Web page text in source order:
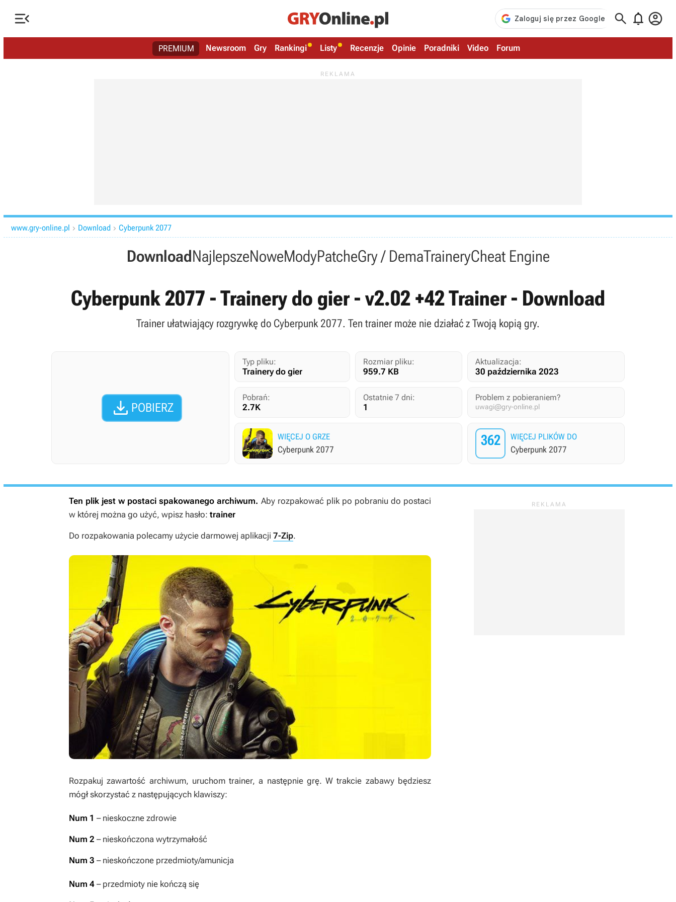
   
PREMIUM Newsroom Gry Rankingi Listy Recenzje Opinie Poradniki Video Forum
www.gry-online.pl  Download  Cyberpunk 2077
DownloadNajlepszeNoweModyPatcheGry / DemaTraineryCheat Engine
Cyberpunk 2077 - Trainery do gier - v2.02 +42 Trainer - Download
Trainer ułatwiający rozgrywkę do Cyberpunk 2077. Ten trainer może nie działać z Twoją kopią gry.
 POBIERZ
Typ pliku:
Trainery do gier
Rozmiar pliku:
959.7 KB
Aktualizacja:
30 października 2023
Pobrań:
2.7K
Ostatnie 7 dni:
1
Problem z pobieraniem?
uwagi@gry-online.pl
WIĘCEJ O GRZE
Cyberpunk 2077
362 WIĘCEJ PLIKÓW DO
Cyberpunk 2077
Ten plik jest w postaci spakowanego archiwum. Aby rozpakować plik po pobraniu do postaci
w której można go użyć, wpisz hasło: trainer
Do rozpakowania polecamy użycie darmowej aplikacji 7-Zip.
Rozpakuj zawartość archiwum, uruchom trainer, a następnie grę. W trakcie zabawy będziesz
mógł skorzystać z następujących klawiszy:
Num 1 – nieskoczne zdrowie
Num 2 – nieskończona wytrzymałość
Num 3 – nieskończone przedmioty/amunicja
Num 4 – przedmioty nie kończą się